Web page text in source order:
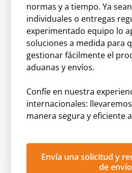
normas y a tiempo. Ya
individuales o entregas
experimentado equipo lo
soluciones a medida para
gestionar fácilmente el
aduanas y envíos.
Confíe en nuestra
internacionales:
manera segura y eficiente a
Envía una solicitud y
de envío